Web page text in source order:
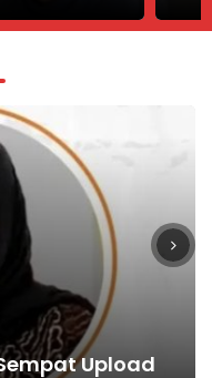
Upload
Pelayanan